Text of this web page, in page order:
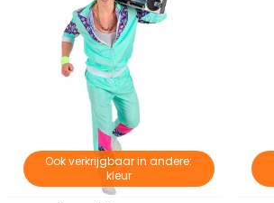
Ook verkrijgbaar in andere:
kleur